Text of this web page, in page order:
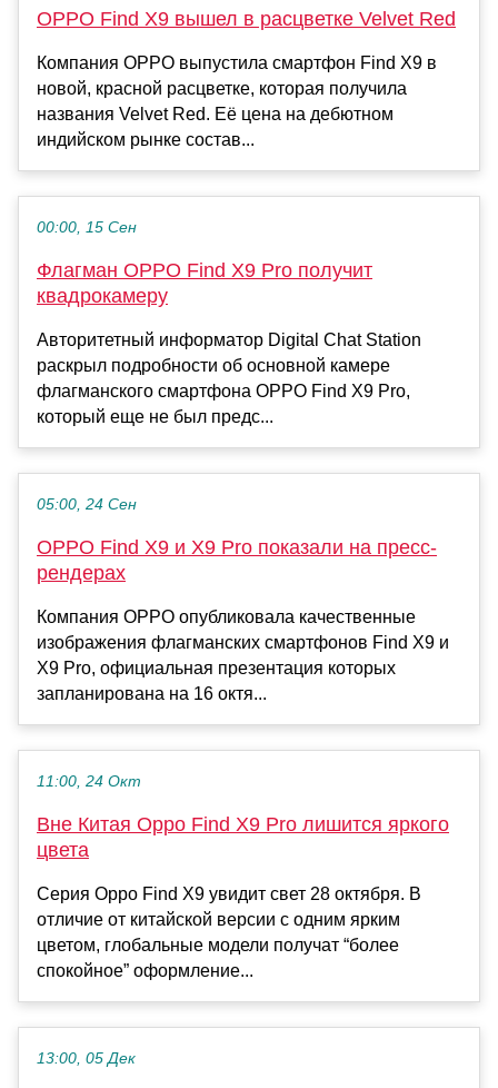
OPPO Find X9 вышел в расцветке Velvet Red
Компания OPPO выпустила смартфон Find X9 в
новой, красной расцветке, которая получила
названия Velvet Red. Её цена на дебютном
индийском рынке состав...
00:00, 15 Сен
Флагман OPPO Find X9 Pro получит
квадрокамеру
Авторитетный информатор Digital Chat Station
раскрыл подробности об основной камере
флагманского смартфона OPPO Find X9 Pro,
который еще не был предс...
05:00, 24 Сен
OPPO Find X9 и X9 Pro показали на пресс-
рендерах
Компания OPPO опубликовала качественные
изображения флагманских смартфонов Find X9 и
X9 Pro, официальная презентация которых
запланирована на 16 октя...
11:00, 24 Окт
Вне Китая Oppo Find X9 Pro лишится яркого
цвета
Серия Oppo Find X9 увидит свет 28 октября. В
отличие от китайской версии с одним ярким
цветом, глобальные модели получат “более
спокойное” оформление...
13:00, 05 Дек